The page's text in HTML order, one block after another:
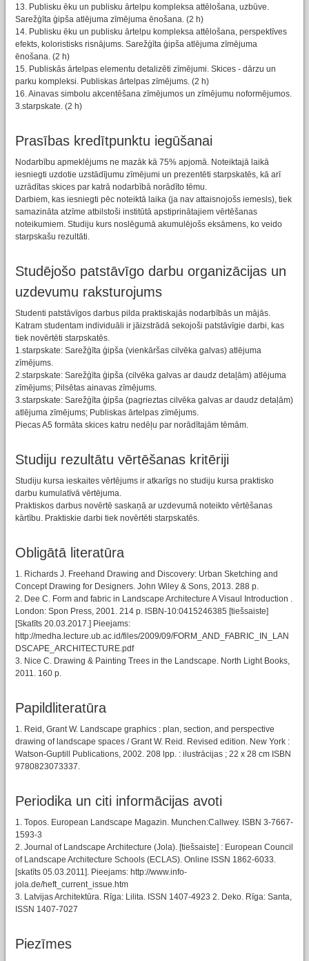
13. Publisku ēku un publisku ārtelpu kompleksa attēlošana, uzbūve.
Sarežģīta ģipša atlējuma zīmējuma ēnošana. (2 h)
14. Publisku ēku un publisku ārtelpu kompleksa attēlošana, perspektīves
efekts, koloristisks risnājums. Sarežģīta ģipša atlējuma zīmējuma
ēnošana. (2 h)
15. Publiskās ārtelpas elementu detalizēti zīmējumi. Skices - dārzu un
parku kompleksi. Publiskas ārtelpas zīmējums. (2 h)
16. Ainavas simbolu akcentēšana zīmējumos un zīmējumu noformējumos.
3.starpskate. (2 h)
Prasības kredītpunktu iegūšanai
Nodarbību apmeklējums ne mazāk kā 75% apjomā. Noteiktajā laikā
iesniegti uzdotie uzstādījumu zīmējumi un prezentēti starpskatēs, kā arī
uzrādītas skices par katrā nodarbībā norādīto tēmu.
Darbiem, kas iesniegti pēc noteiktā laika (ja nav attaisnojošs iemesls), tiek
samazināta atzīme atbilstoši institūtā apstiprinātajiem vērtēšanas
noteikumiem. Studiju kurs noslēgumā akumulējošs eksāmens, ko veido
starpskašu rezultāti.
Studējošo patstāvīgo darbu organizācijas un
uzdevumu raksturojums
Studenti patstāvīgos darbus pilda praktiskajās nodarbībās un mājās.
Katram studentam individuāli ir jāizstrādā sekojoši patstāvīgie darbi, kas
tiek novērtēti starpskatēs.
1.starpskate: Sarežģīta ģipša (vienkāršas cilvēka galvas) atlējuma
zīmējums.
2.starpskate: Sarežģīta ģipša (cilvēka galvas ar daudz detaļām) atlējuma
zīmējums; Pilsētas ainavas zīmējums.
3.starpskate: Sarežģīta ģipša (pagrieztas cilvēka galvas ar daudz detaļām)
atlējuma zīmējums; Publiskas ārtelpas zīmējums.
Piecas A5 formāta skices katru nedēļu par norādītajām tēmām.
Studiju rezultātu vērtēšanas kritēriji
Studiju kursa ieskaites vērtējums ir atkarīgs no studiju kursa praktisko
darbu kumulatīvā vērtējuma.
Praktiskos darbus novērtē saskaņā ar uzdevumā noteikto vērtēšanas
kārtību. Praktiskie darbi tiek novērtēti starpskatēs.
Obligātā literatūra
1. Richards J. Freehand Drawing and Discovery: Urban Sketching and
Concept Drawing for Designers. John Wiley & Sons, 2013. 288 p.
2. Dee C. Form and fabric in Landscape Architecture A Visaul Introduction .
London: Spon Press, 2001. 214 p. ISBN-10:0415246385 [tiešsaiste]
[Skatīts 20.03.2017.] Pieejams:
http://medha.lecture.ub.ac.id/files/2009/09/FORM_AND_FABRIC_IN_LAN
DSCAPE_ARCHITECTURE.pdf
3. Nice C. Drawing & Painting Trees in the Landscape. North Light Books,
2011. 160 p.
Papildliteratūra
1. Reid, Grant W. Landscape graphics : plan, section, and perspective
drawing of landscape spaces / Grant W. Reid. Revised edition. New York :
Watson-Guptill Publications, 2002. 208 lpp. : ilustrācijas ; 22 x 28 cm ISBN
9780823073337.
Periodika un citi informācijas avoti
1. Topos. European Landscape Magazin. Munchen:Callwey. ISBN 3-7667-
1593-3
2. Journal of Landscape Architecture (Jola). [tiešsaiste] : European Council
of Landscape Architecture Schools (ECLAS). Online ISSN 1862-6033.
[skatīts 05.03.2011]. Pieejams: http://www.info-
jola.de/heft_current_issue.htm
3. Latvijas Architektūra. Rīga: Lilita. ISSN 1407-4923 2. Deko. Rīga: Santa,
ISSN 1407-7027
Piezīmes